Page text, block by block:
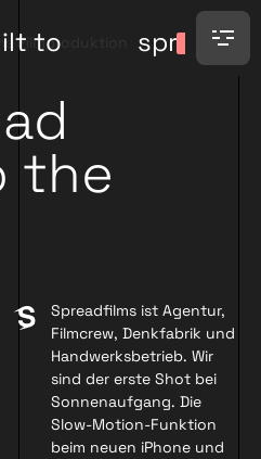
to spread.
_ceo-interview-
Aug25.mp4
as
the
Spreadfilms ist Agentur,
Filmcrew, Denkfabrik und
Handwerksbetrieb. Wir
sind der erste Shot bei
Sonnenaufgang. Die
Slow-Motion-Funktion
beim neuen iPhone und